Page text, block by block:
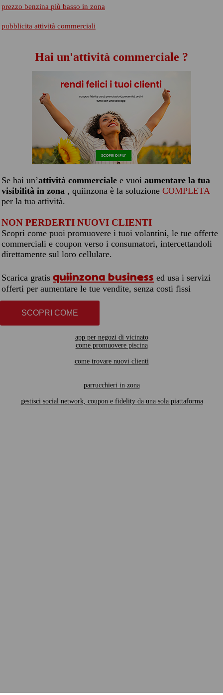
prezzo benzina più basso in zona
pubblicita attività commerciali
Hai un'attività commerciale ?
Se hai un’attività commerciale e vuoi aumentare la tua
visibilità in zona , quiinzona è la soluzione COMPLETA
per la tua attività.
NON PERDERTI NUOVI CLIENTI
Scopri come puoi promuovere i tuoi volantini, le tue offerte
commerciali e coupon verso i consumatori, intercettandoli
direttamente sul loro cellulare.
Scarica gratis quiinzona business ed usa i servizi
offerti per aumentare le tue vendite, senza costi fissi
SCOPRI COME
app per negozi di vicinato
come promuovere piscina
come trovare nuovi clienti
parrucchieri in zona
gestisci social network, coupon e fidelity da una sola piattaforma